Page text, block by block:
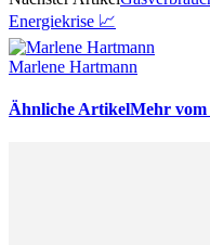
Energiekrise 📈
Marlene Hartmann
Ähnliche ArtikelMehr